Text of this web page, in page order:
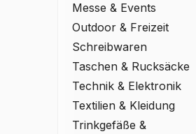
Messe & Events
Outdoor & Freizeit
Schreibwaren
Taschen & Rucksäcke
Technik & Elektronik
Textilien & Kleidung
Trinkgefäße &